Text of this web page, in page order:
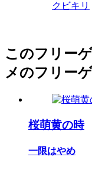
クビキリ
このフリー
メのフリー
桜萌黄の時
一限はやめ